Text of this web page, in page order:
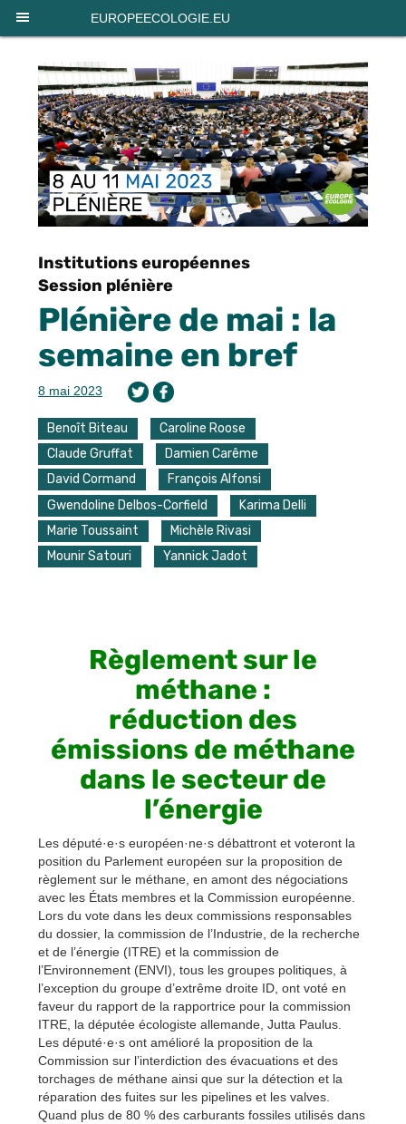
EUROPEECOLOGIE.EU
Institutions européennes
Session plénière
Plénière de mai : la
semaine en bref
8 mai 2023
Benoît Biteau
Caroline Roose
Claude Gruffat
Damien Carême
David Cormand
François Alfonsi
Gwendoline Delbos-Corfield
Karima Delli
Marie Toussaint
Michèle Rivasi
Mounir Satouri
Yannick Jadot
Règlement sur le
méthane :
réduction des
émissions de méthane
dans le secteur de
l’énergie
Les député·e·s européen·ne·s débattront et voteront la
position du Parlement européen sur la proposition de
règlement sur le méthane, en amont des négociations
avec les États membres et la Commission européenne.
Lors du vote dans les deux commissions responsables
du dossier, la commission de l’Industrie, de la recherche
et de l’énergie (ITRE) et la commission de
l’Environnement (ENVI), tous les groupes politiques, à
l’exception du groupe d’extrême droite ID, ont voté en
faveur du rapport de la rapportrice pour la commission
ITRE, la députée écologiste allemande, Jutta Paulus.
Les député·e·s ont amélioré la proposition de la
Commission sur l’interdiction des évacuations et des
torchages de méthane ainsi que sur la détection et la
réparation des fuites sur les pipelines et les valves.
Quand plus de 80 % des carburants fossiles utilisés dans